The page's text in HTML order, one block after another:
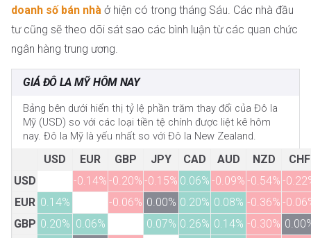
doanh số bán nhà ở hiện có trong tháng Sáu. Các nhà đầu
tư cũng sẽ theo dõi sát sao các bình luận từ các quan chức
ngân hàng trung ương.
GIÁ ĐÔ LA MỸ HÔM NAY
Bảng bên dưới hiển thị tỷ lệ phần trăm thay đổi của Đô la
Mỹ (USD) so với các loại tiền tệ chính được liệt kê hôm
nay. Đô la Mỹ là yếu nhất so với Đô la New Zealand.
USD EUR GBP JPY CAD AUD NZD
CHF
USD
-0.14% -0.20% -0.15% 0.06% -0.09% -0.54% -
EUR 0.14% -0.06% 0.00% 0.20% 0.08% -0.36% -
GBP 0.20% 0.06% 0.07% 0.26% 0.14% -0.30%